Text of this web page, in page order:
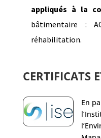
appliqués à la
bâtimentaire :
réhabilitation.
CERTIFICATS
En